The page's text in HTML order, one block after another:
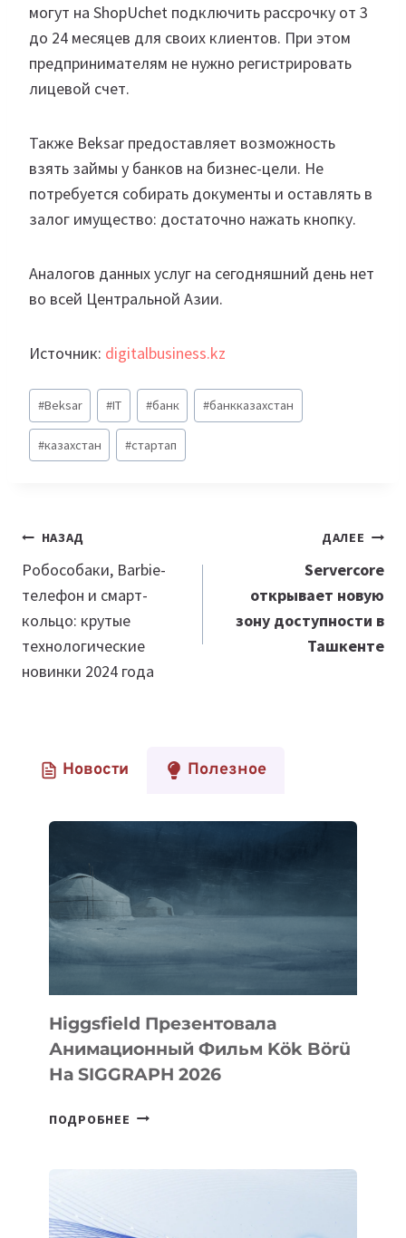
могут на ShopUchet подключить рассрочку от 3
до 24 месяцев для своих клиентов. При этом
предпринимателям не нужно регистрировать
лицевой счет.
Также Beksar предоставляет возможность
взять займы у банков на бизнес-цели. Не
потребуется собирать документы и оставлять в
залог имущество: достаточно нажать кнопку.
Аналогов данных услуг на сегодняшний день нет
во всей Центральной Азии.
Источник: digitalbusiness.kz
Метки
записи:
#Beksar #IT #банк #банкказахстан
#казахстан #стартап
Навигация
по
записям
НАЗАД
Робособаки, Barbie-
телефон и смарт-
кольцо: крутые
технологические
новинки 2024 года
ДАЛЕЕ
Servercore
открывает новую
зону доступности в
Ташкенте
Новости Полезное
Higgsfield Презентовала
Анимационный Фильм Kök Börü
На SIGGRAPH 2026
ПОДРОБНЕЕ HIGGSFIELD